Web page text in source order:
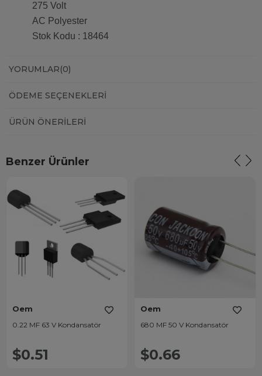
275 Volt
AC Polyester
Stok Kodu : 18464
YORUMLAR(0)
ÖDEME SEÇENEKLERI
ÜRÜN ÖNERILERI
Benzer Ürünler
Oem
0.22 MF 63 V Kondansatör
$0.51
Oem
680 MF 50 V Kondansatör
$0.66